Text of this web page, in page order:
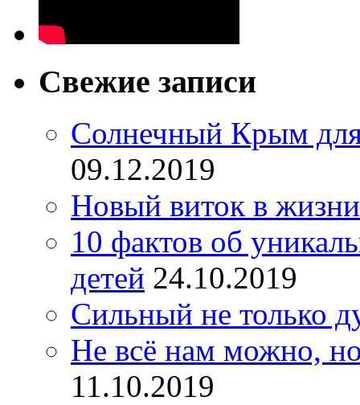
Свежие записи
Солнечный Крым
09.12.2019
Новый виток в жизни
10 фактов об
детей 24.10.2019
Сильный не только
Не всё нам можно,
11.10.2019